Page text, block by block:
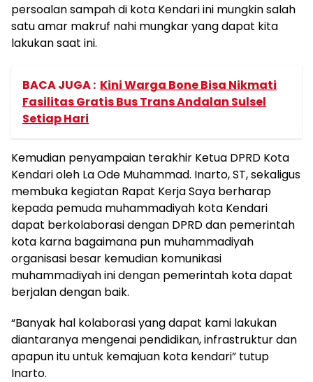
persoalan sampah di kota Kendari ini mungkin salah
satu amar makruf nahi mungkar yang dapat kita
lakukan saat ini.
BACA JUGA : Kini Warga Bone Bisa Nikmati
Fasilitas Gratis Bus Trans Andalan Sulsel
Setiap Hari
Kemudian penyampaian terakhir Ketua DPRD Kota
Kendari oleh La Ode Muhammad. Inarto, ST, sekaligus
membuka kegiatan Rapat Kerja Saya berharap
kepada pemuda muhammadiyah kota Kendari
dapat berkolaborasi dengan DPRD dan pemerintah
kota karna bagaimana pun muhammadiyah
organisasi besar kemudian komunikasi
muhammadiyah ini dengan pemerintah kota dapat
berjalan dengan baik.
“Banyak hal kolaborasi yang dapat kami lakukan
diantaranya mengenai pendidikan, infrastruktur dan
apapun itu untuk kemajuan kota kendari” tutup
Inarto.